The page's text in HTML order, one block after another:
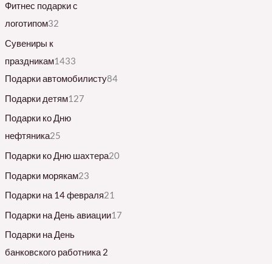
Фитнес подарки с
логотипом32
Сувениры к
праздникам1433
Подарки автомобилисту84
Подарки детям127
Подарки ко Дню
нефтяника25
Подарки ко Дню шахтера20
Подарки морякам23
Подарки на 14 февраля21
Подарки на День авиации17
Подарки на День
банковского работника 2